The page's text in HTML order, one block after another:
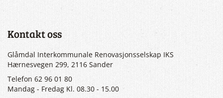
Kontakt oss
Glåmdal Interkommunale Renovasjonsselskap IKS
Hærnesvegen 299, 2116 Sander
Telefon 62 96 01 80
Mandag - Fredag Kl. 08.30 - 15.00